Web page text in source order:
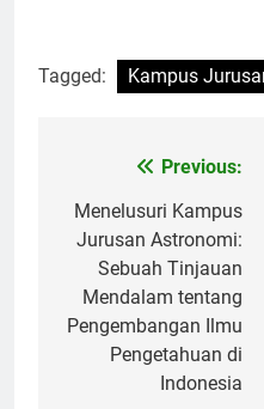
Tagged: Kampus
navigation
Previous:
Menelusuri Kampus
Jurusan Astronomi:
Sebuah Tinjauan
Mendalam tentang
Pengembangan Ilmu
Pengetahuan di
Indonesia